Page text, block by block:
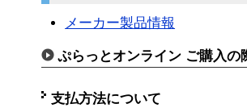
メーカー製品情報
ぷらっとオンライン ご購入の
支払方法について